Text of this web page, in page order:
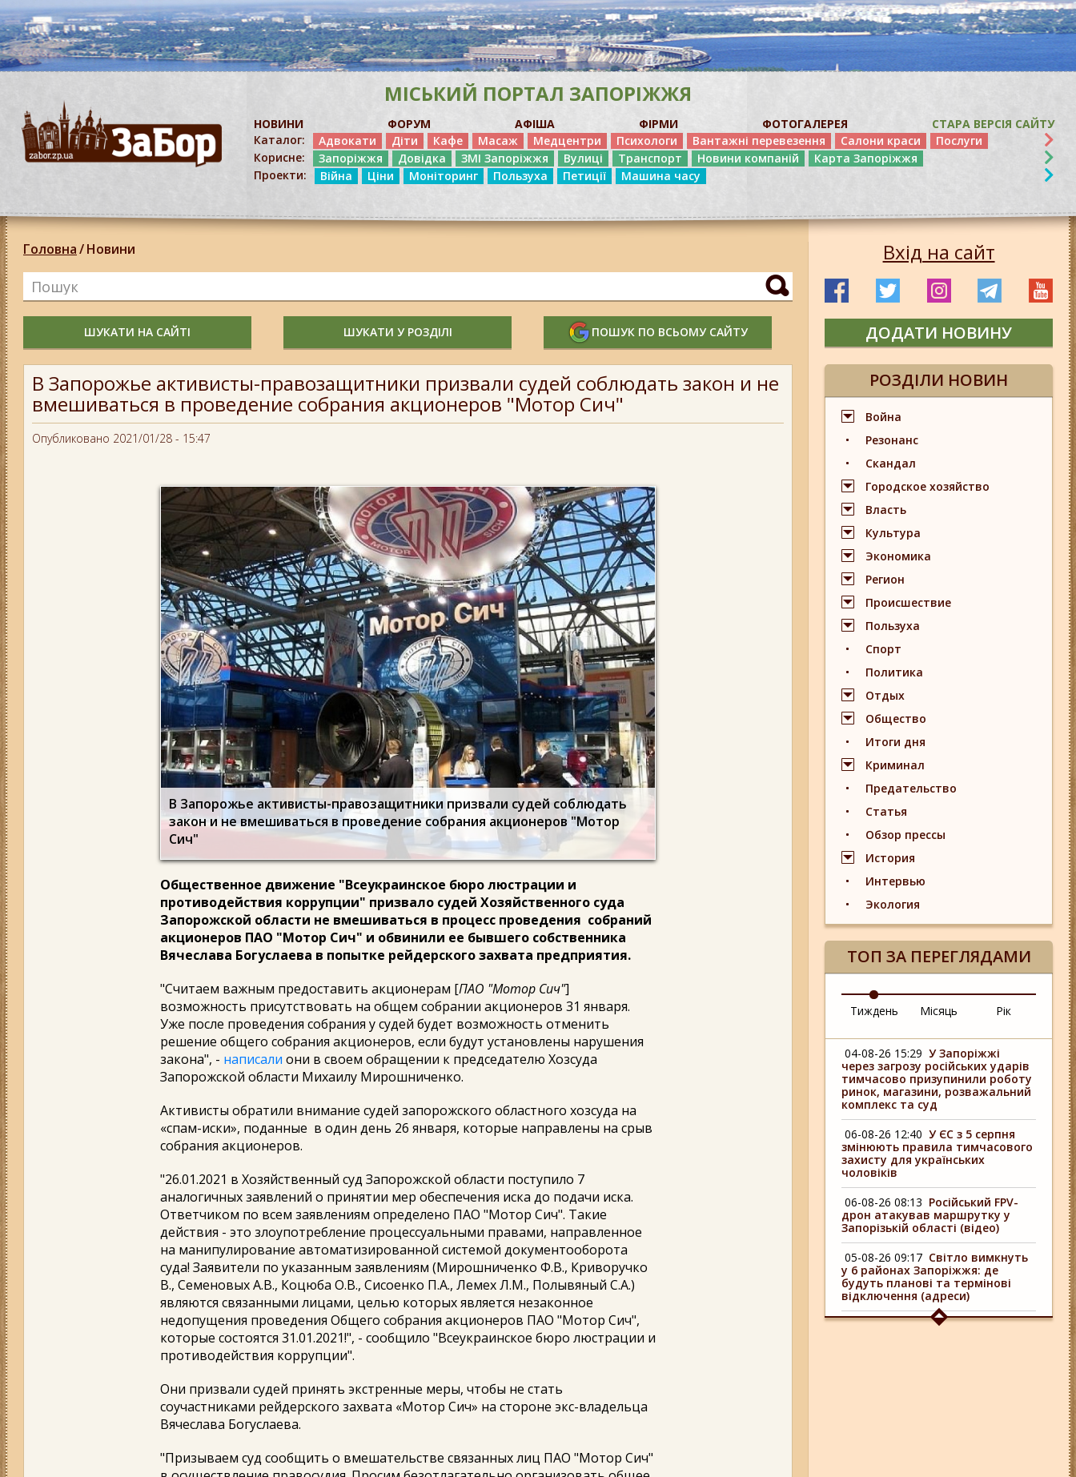
МІСЬКИЙ ПОРТАЛ ЗАПОРІЖЖЯ
НОВИНИ ФОРУМ АФІША ФІРМИ ФОТОГАЛЕРЕЯ
СТАРА ВЕРСІЯ САЙТУ
Каталог:
Адвокати Діти Кафе Масаж Медцентри Психологи Вантажні перевезення Салони краси
Послуги
Корисне:
Запоріжжя Довідка ЗМІ Запоріжжя Вулиці Транспорт Новини компаній
Карта Запоріжжя
Проекти:
Війна Ціни Моніторинг Пользуха Петиції Машина часу
Головна/Новини
ШУКАТИ НА САЙТІ ШУКАТИ У РОЗДІЛІ ПОШУК ПО ВСЬОМУ САЙТУ
В Запорожье активисты-правозащитники призвали судей соблюдать закон и не
вмешиваться в проведение собрания акционеров "Мотор Сич"
Опубликовано 2021/01/28 - 15:47
В Запорожье активисты-правозащитники призвали судей соблюдать
закон и не вмешиваться в проведение собрания акционеров "Мотор
Сич"
Общественное движение "Всеукраинское бюро люстрации и
противодействия коррупции" призвало судей Хозяйственного суда
Запорожской области не вмешиваться в процесс проведения собраний
акционеров ПАО "Мотор Сич" и обвинили ее бывшего собственника
Вячеслава Богуслаева в попытке рейдерского захвата предприятия.
"Считаем важным предоставить акционерам [ПАО "Мотор Сич"]
возможность присутствовать на общем собрании акционеров 31 января.
Уже после проведения собрания у судей будет возможность отменить
решение общего собрания акционеров, если будут установлены нарушения
закона", - написали они в своем обращении к председателю Хозсуда
Запорожской области Михаилу Мирошниченко.
Активисты обратили внимание судей запорожского областного хозсуда на
«спам-иски», поданные в один день 26 января, которые направлены на срыв
собрания акционеров.
"26.01.2021 в Хозяйственный суд Запорожской области поступило 7
аналогичных заявлений о принятии мер обеспечения иска до подачи иска.
Ответчиком по всем заявлениям определено ПАО "Мотор Сич". Такие
действия - это злоупотребление процессуальными правами, направленное
на манипулирование автоматизированной системой документооборота
суда! Заявители по указанным заявлениям (Мирошниченко Ф.В., Криворучко
В., Семеновых А.В., Коцюба О.В., Сисоенко П.А., Лемех Л.М., Полывяный С.А.)
являются связанными лицами, целью которых является незаконное
недопущения проведения Общего собрания акционеров ПАО "Мотор Сич",
которые состоятся 31.01.2021!", - сообщило "Всеукраинское бюро люстрации и
противодействия коррупции".
Они призвали судей принять экстренные меры, чтобы не стать
соучастниками рейдерского захвата «Мотор Сич» на стороне экс-владельца
Вячеслава Богуслаева.
"Призываем суд сообщить о вмешательстве связанных лиц ПАО "Мотор Сич"
Вхід на сайт
ДОДАТИ НОВИНУ
РОЗДІЛИ НОВИН
Война
Резонанс
Скандал
Городское хозяйство
Власть
Культура
Экономика
Регион
Происшествие
Пользуха
Спорт
Политика
Отдых
Общество
Итоги дня
Криминал
Предательство
Статья
Обзор прессы
История
Интервью
Экология
ТОП ЗА ПЕРЕГЛЯДАМИ
Тиждень Місяць Рік
04-08-26 15:29 У Запоріжжі
через загрозу російських ударів
тимчасово призупинили роботу
ринок, магазини, розважальний
комплекс та суд
06-08-26 12:40 У ЄС з 5 серпня
змінюють правила тимчасового
захисту для українських
чоловіків
06-08-26 08:13 Російський FPV-
дрон атакував маршрутку у
Запорізькій області (відео)
05-08-26 09:17 Світло вимкнуть
у 6 районах Запоріжжя: де
будуть планові та термінові
відключення (адреси)
04-08-26 09:16 У 6 районах